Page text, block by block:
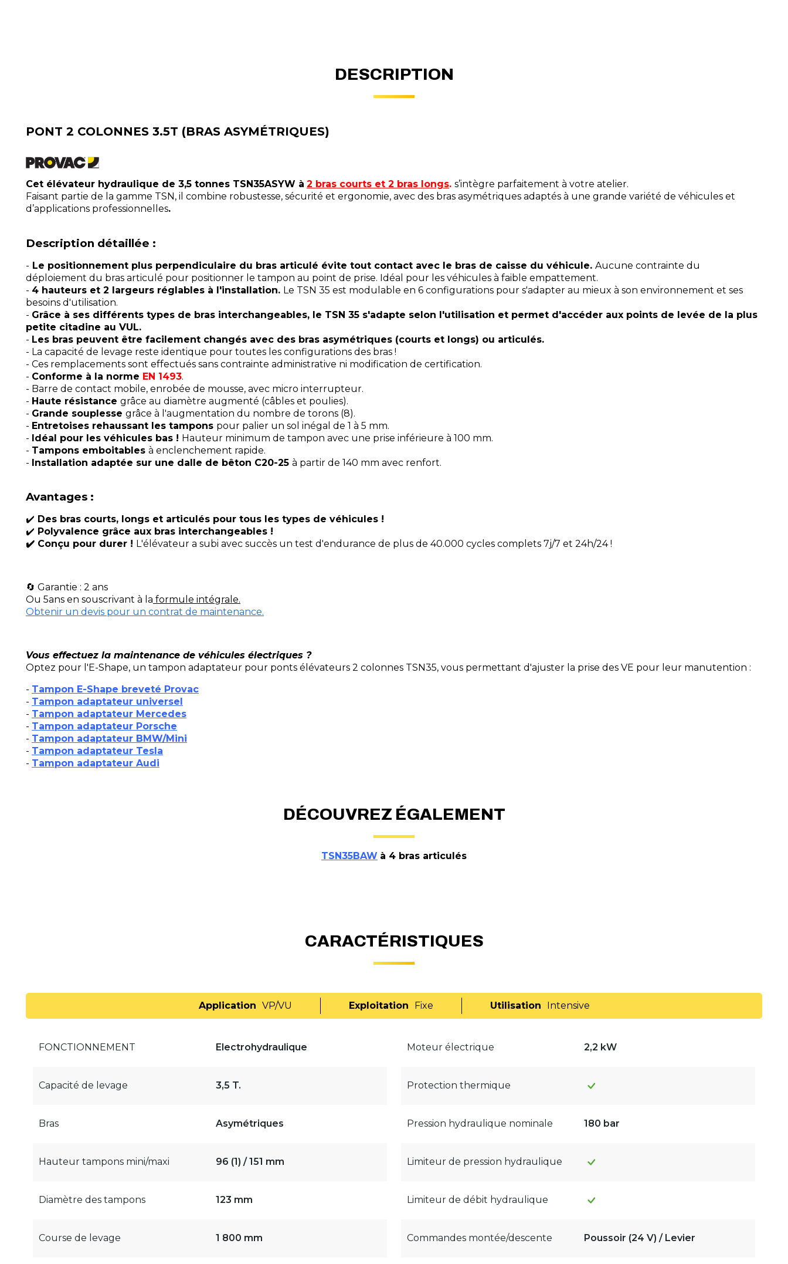
DESCRIPTION
PONT 2 COLONNES 3.5T (BRAS ASYMÉTRIQUES)
Cet élévateur hydraulique de 3,5 tonnes TSN35ASYW à 2 bras courts et 2 bras longs. s’intègre parfaitement à votre atelier.
Faisant partie de la gamme TSN, il combine robustesse, sécurité et ergonomie, avec des bras asymétriques adaptés à une grande variété de véhicules et
d’applications professionnelles.
Description détaillée :
- Le positionnement plus perpendiculaire du bras articulé évite tout contact avec le bras de caisse du véhicule. Aucune contrainte du
déploiement du bras articulé pour positionner le tampon au point de prise. Idéal pour les véhicules à faible empattement.
- 4 hauteurs et 2 largeurs réglables à l'installation. Le TSN 35 est modulable en 6 configurations pour s'adapter au mieux à son environnement et ses
besoins d'utilisation.
- Grâce à ses différents types de bras interchangeables, le TSN 35 s'adapte selon l'utilisation et permet d'accéder aux points de levée de la plus
petite citadine au VUL.
- Les bras peuvent être facilement changés avec des bras asymétriques (courts et longs) ou articulés.
- La capacité de levage reste identique pour toutes les configurations des bras !
- Ces remplacements sont effectués sans contrainte administrative ni modification de certification.
- Conforme à la norme EN 1493.
- Barre de contact mobile, enrobée de mousse, avec micro interrupteur.
- Haute résistance grâce au diamètre augmenté (câbles et poulies).
- Grande souplesse grâce à l'augmentation du nombre de torons (8).
- Entretoises rehaussant les tampons pour palier un sol inégal de 1 à 5 mm.
- Idéal pour les véhicules bas ! Hauteur minimum de tampon avec une prise inférieure à 100 mm.
- Tampons emboitables à enclenchement rapide.
- Installation adaptée sur une dalle de bêton C20-25 à partir de 140 mm avec renfort.
Avantages :
✔️ Des bras courts, longs et articulés pour tous les types de véhicules !
✔️ Polyvalence grâce aux bras interchangeables !
✔️ Conçu pour durer ! L'élévateur a subi avec succès un test d'endurance de plus de 40.000 cycles complets 7j/7 et 24h/24 !
🔄 Garantie : 2 ans
Ou 5ans en souscrivant à la formule intégrale.
Obtenir un devis pour un contrat de maintenance.
Vous effectuez la maintenance de véhicules électriques ?
Optez pour l'E-Shape, un tampon adaptateur pour ponts élévateurs 2 colonnes TSN35, vous permettant d'ajuster la prise des VE pour leur manutention :
- Tampon E-Shape breveté Provac
- Tampon adaptateur universel
- Tampon adaptateur Mercedes
- Tampon adaptateur Porsche
- Tampon adaptateur BMW/Mini
- Tampon adaptateur Tesla
- Tampon adaptateur Audi
DÉCOUVREZ ÉGALEMENT
TSN35BAW à 4 bras articulés
CARACTÉRISTIQUES
Application VP/VU Exploitation Fixe Utilisation Intensive
FONCTIONNEMENT Electrohydraulique
Capacité de levage 3,5 T.
Bras Asymétriques
Hauteur tampons mini/maxi 96 (1) / 151 mm
Diamètre des tampons 123 mm
Course de levage 1 800 mm
Moteur électrique 2,2 kW
Protection thermique
Pression hydraulique nominale 180 bar
Limiteur de pression hydraulique
Limiteur de débit hydraulique
Commandes montée/descente Poussoir (24 V) / Levier